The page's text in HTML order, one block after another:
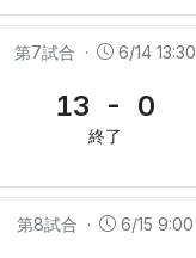
第7試合 · 6/14 13:30
13 - 0
終了
第8試合 · 6/15 9:00